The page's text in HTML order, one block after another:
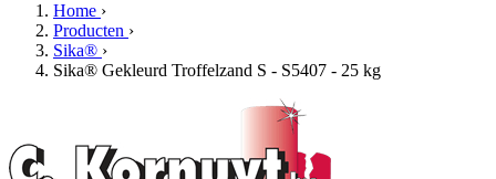
Home ›
Producten ›
Sika® ›
Sika® Gekleurd Troffelzand S - S5407 - 25 kg